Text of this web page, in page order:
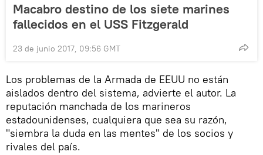
Macabro destino de los siete marines
fallecidos en el USS Fitzgerald
23 de junio 2017, 09:56 GMT
Los problemas de la Armada de EEUU no están
aislados dentro del sistema, advierte el autor. La
reputación manchada de los marineros
estadounidenses, cualquiera que sea su razón,
"siembra la duda en las mentes" de los socios y
rivales del país.